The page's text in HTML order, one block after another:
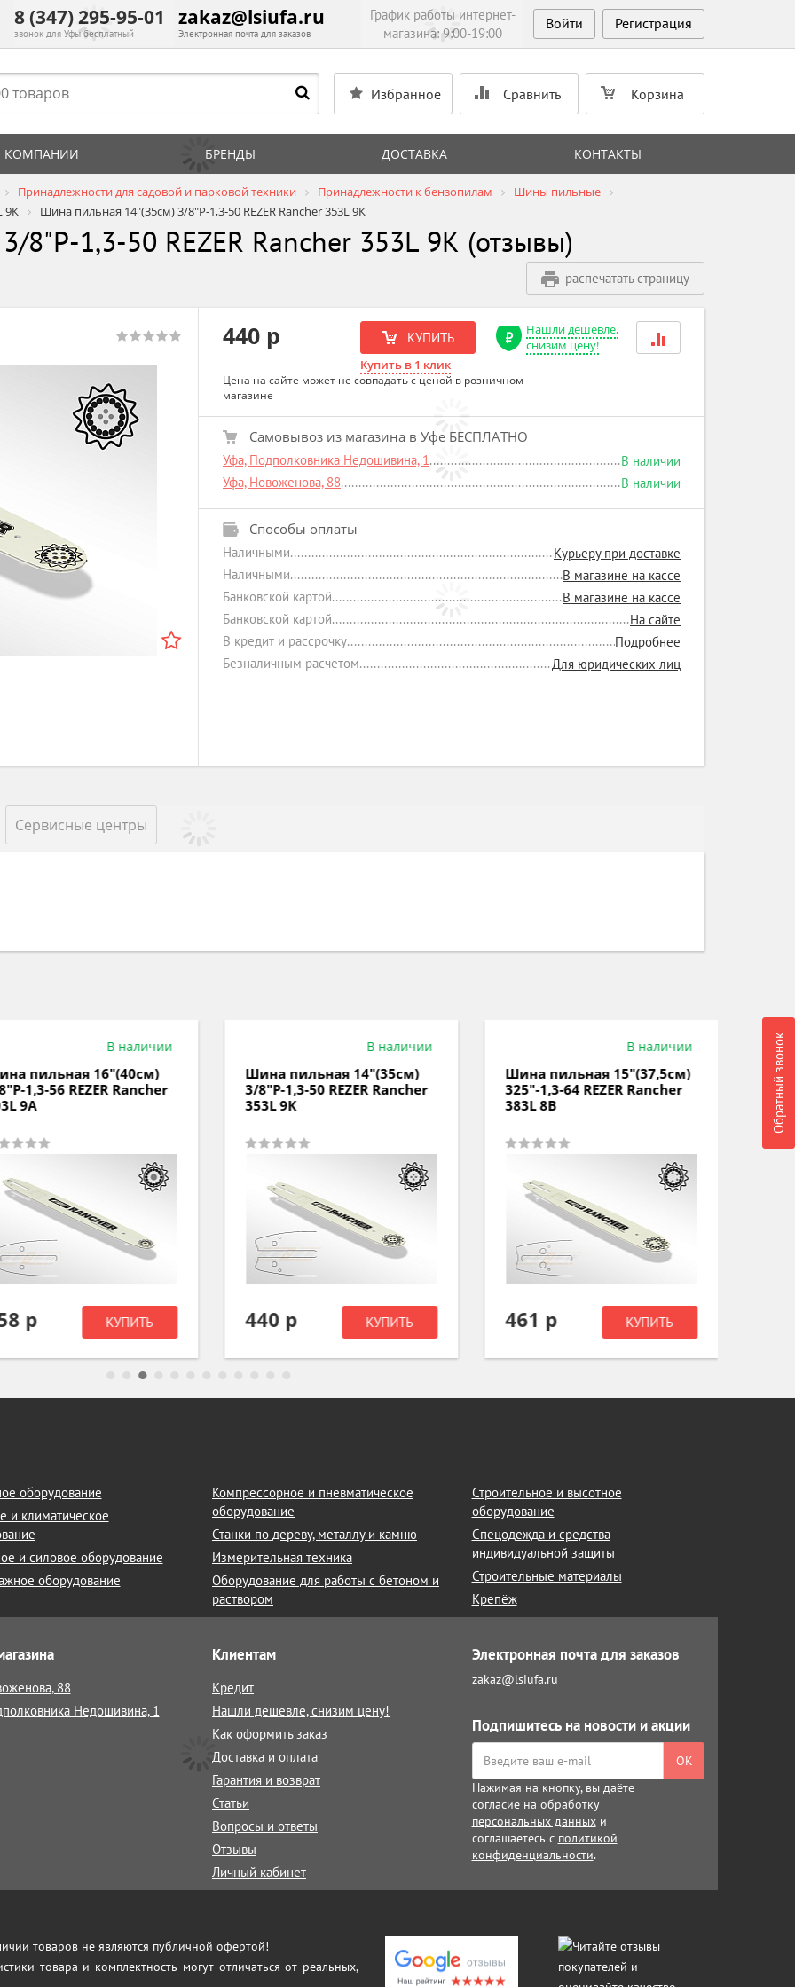
8 (347) 295-95-01
звонок для Уфы бесплатный
zakaz@lsiufa.ru
Электронная почта для заказов
График работы интернет-
магазина: 9:00-19:00
Войти Регистрация
Избранное Сравнить Корзина
Обратный звонок
КОМПАНИИ БРЕНДЫ ДОСТАВКА КОНТАКТЫ
Принадлежности для садовой и парковой техники Принадлежности к бензопилам
Шины пильные
9К
Шина пильная 14"(35см) 3/8"P-1,3-50 REZER Rancher 353L 9К
8"P-1,3-50 REZER Rancher 353L 9К (отзывы)
распечатать страницу
440 р КУПИТЬ
Купить в 1 клик
Нашли дешевле,
снизим цену!
Цена на сайте может не совпадать с ценой в розничном
магазине
Самовывоз из магазина в Уфе БЕСПЛАТНО
Уфа, Подполковника Недошивина, 1
В наличии
Уфа, Новоженова, 88
В наличии
Способы оплаты
Наличными
Курьеру при доставке
Наличными
В магазине на кассе
Банковской картой
В магазине на кассе
Банковской картой
На сайте
В кредит и рассрочку
Подробнее
Безналичным расчетом
Для юридических лиц
Сервисные центры
В наличии
пильная 16"(40см)
1,3-56 REZER Rancher
9A
р КУПИТЬ
В наличии
Шина пильная 14"(35см)
3/8"P-1,3-50 REZER Rancher
353L 9К
440 р КУПИТЬ
В наличии
Шина пильная 15"(37,5см)
325"-1,3-64 REZER Rancher
383L 8B
461 р КУПИТЬ
3/
оборудование
и климатическое
и силовое оборудование
оборудование
Компрессорное и пневматическое
оборудование
Станки по дереву, металлу и камню
Измерительная техника
Оборудование для работы с бетоном и
раствором
Строительное и высотное
оборудование
Спецодежда и средства
индивидуальной защиты
Строительные материалы
Крепёж
88
Недошивина, 1
Клиентам
Кредит
Нашли дешевле, снизим цену!
Как оформить заказ
Доставка и оплата
Гарантия и возврат
Статьи
Вопросы и ответы
Отзывы
Личный кабинет
Электронная почта для заказов
zakaz@lsiufa.ru
Подпишитесь на новости и акции
ОК
Нажимая на кнопку, вы даёте
согласие на обработку
персональных данныхи
соглашаетесь с политикой
конфиденциальности.
товаров не являются публичной офертой!
товара и комплектность могут отличаться от реальных,